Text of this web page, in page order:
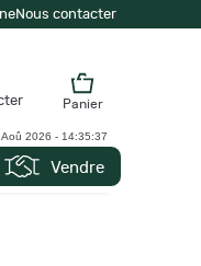
Nous contacter
Vendre
Panier
Aoû 2026 - 14:35:38